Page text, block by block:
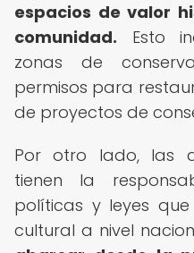
espacios de valor
comunidad. Esto
zonas de
permisos para
de proyectos de
Por otro lado, las
tienen la
políticas y leyes
cultural a nivel